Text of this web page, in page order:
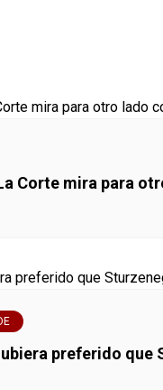
Corte mira para
preferido que